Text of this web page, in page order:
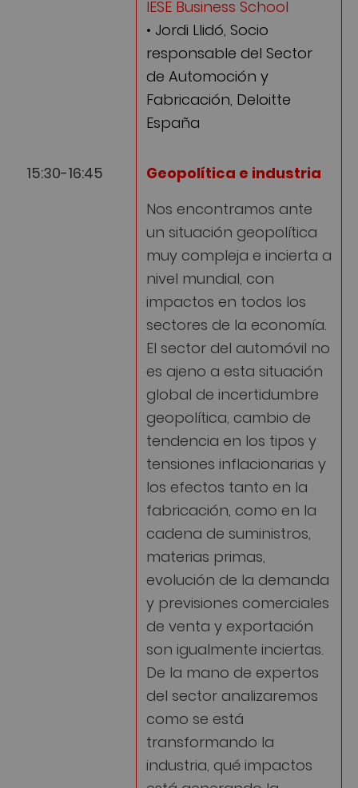
IESE Business School
• Jordi Llidó, Socio
responsable del Sector
de Automoción y
Fabricación, Deloitte
España
15:30-16:45
Geopolítica e industria
Nos encontramos ante
un situación geopolítica
muy compleja e incierta a
nivel mundial, con
impactos en todos los
sectores de la economía.
El sector del automóvil no
es ajeno a esta situación
global de incertidumbre
geopolítica, cambio de
tendencia en los tipos y
tensiones inflacionarias y
los efectos tanto en la
fabricación, como en la
cadena de suministros,
materias primas,
evolución de la demanda
y previsiones comerciales
de venta y exportación
son igualmente inciertas.
De la mano de expertos
del sector analizaremos
como se está
transformando la
industria, qué impactos